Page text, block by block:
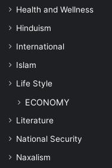
Health and Wellness
Hinduism
International
Islam
Life Style
ECONOMY
Literature
National Security
Naxalism